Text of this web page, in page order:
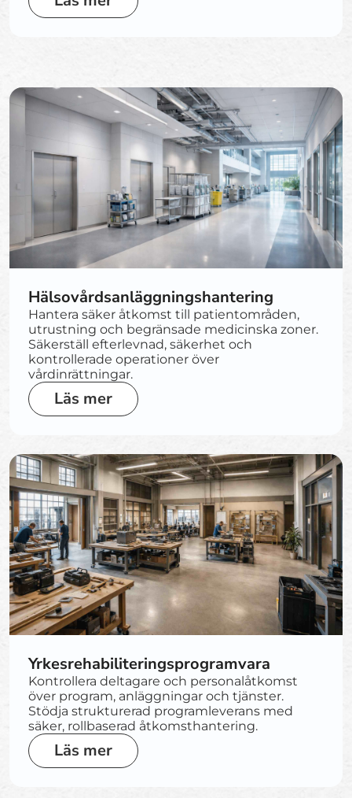
Hälsovårdsanläggningshantering
Hantera säker åtkomst till patientområden,
utrustning och begränsade medicinska zoner.
Säkerställ efterlevnad, säkerhet och
kontrollerade operationer över
vårdinrättningar.
Läs mer
Yrkesrehabiliteringsprogramvara
Kontrollera deltagare och personalåtkomst
över program, anläggningar och tjänster.
Stödja strukturerad programleverans med
säker, rollbaserad åtkomsthantering.
Läs mer